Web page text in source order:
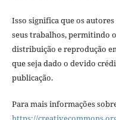
Isso significa que os
seus trabalhos, permitindo
distribuição e reprodução
que seja dado o devido
publicação.
Para mais informações